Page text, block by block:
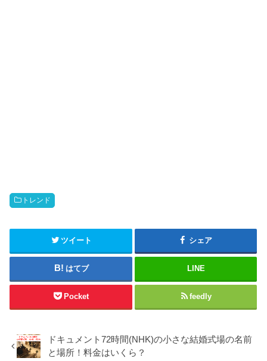
トレンド
ツイート シェア
はてブ LINE
Pocket feedly
ドキュメント72時間(NHK)の小さな結婚式場の名前
と場所！料金はいくら？